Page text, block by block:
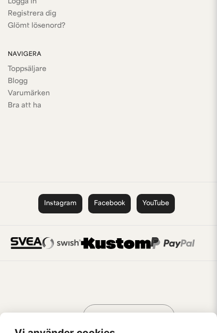
Logga in
Registrera dig
Glömt lösenord?
NAVIGERA
Toppsäljare
Blogg
Varumärken
Bra att ha
Instagram Facebook YouTube
AV KREATÖRER